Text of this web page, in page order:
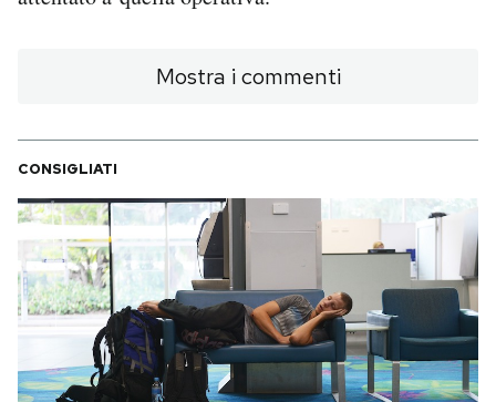
Esci
Mostra i commenti
CONSIGLIATI